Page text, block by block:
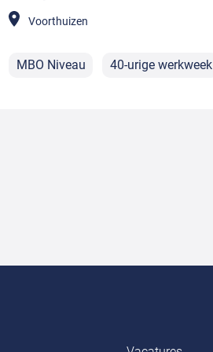
Voorthuizen
MBO Niveau 40-urige werkweek